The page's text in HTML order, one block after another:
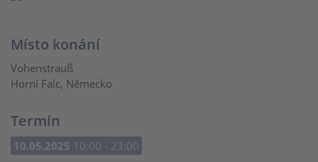
Místo konání
Vohenstrauß
Horní Falc, Německo
Termín
10.05.2025 10:00 - 23:00